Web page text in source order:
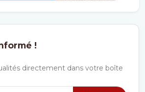
!
directement dans votre boîte